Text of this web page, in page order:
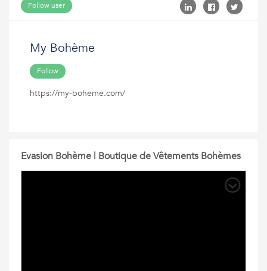
Follow user
My Bohème
Follow
https://my-boheme.com/
Evasion Bohème | Boutique de Vêtements Bohèmes